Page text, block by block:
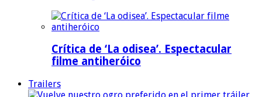
Crítica de ‘La odisea’. Espectacular
filme antiheróico
Trailers